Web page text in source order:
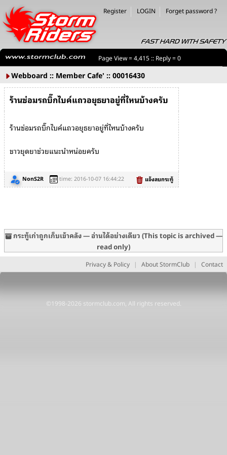
Register LOGIN Forget password ?
Page View = 4,415 :: Reply = 0
Webboard :: Member Cafe' :: 00016430
ร้านซ่อมรถบิ๊กไบค์แถวอยุธยาอยู่ที่ไหนบ้างครับ
ร้านซ่อมรถบิ๊กไบค์แถวอยุธยาอยู่ที่ไหนบ้างครับ
ชาวยุดยาช่วยแนะนำหน่อยครับ
NonS2R time: 2016-10-07 16:44:22 แจ้งลบกระทู้
กระทู้เก่าถูกเก็บเข้าคลัง — อ่านได้อย่างเดียว (This topic is archived —
read only)
Privacy & Policy | About StormClub | Contact
©1998-2026 stormclub.com, All rights reserved.